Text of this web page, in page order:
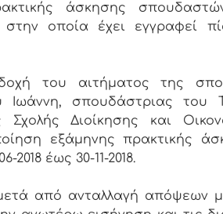
άσκησης
στην οποία έχει εγγραφεί
του αιτήματος της
Ιωάννη, σπουδάστριας του
Σχολής Διοίκησης και
εξάμηνης πρακτικής
2018 έως 30-11-2018.
από ανταλλαγή απόψεων